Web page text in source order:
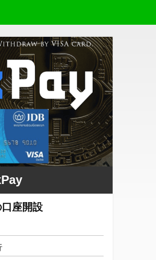
座開設